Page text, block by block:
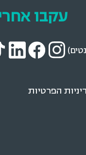
עקבו
הפרטיות